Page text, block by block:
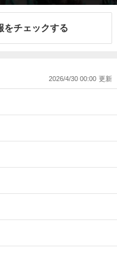
をチェックする
2026/4/30 00:00